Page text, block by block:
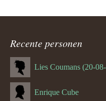
Recente personen
Lies Coumans (20-
Enrique Cube